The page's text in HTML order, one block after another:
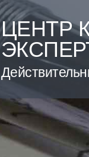
ЦЕНТР